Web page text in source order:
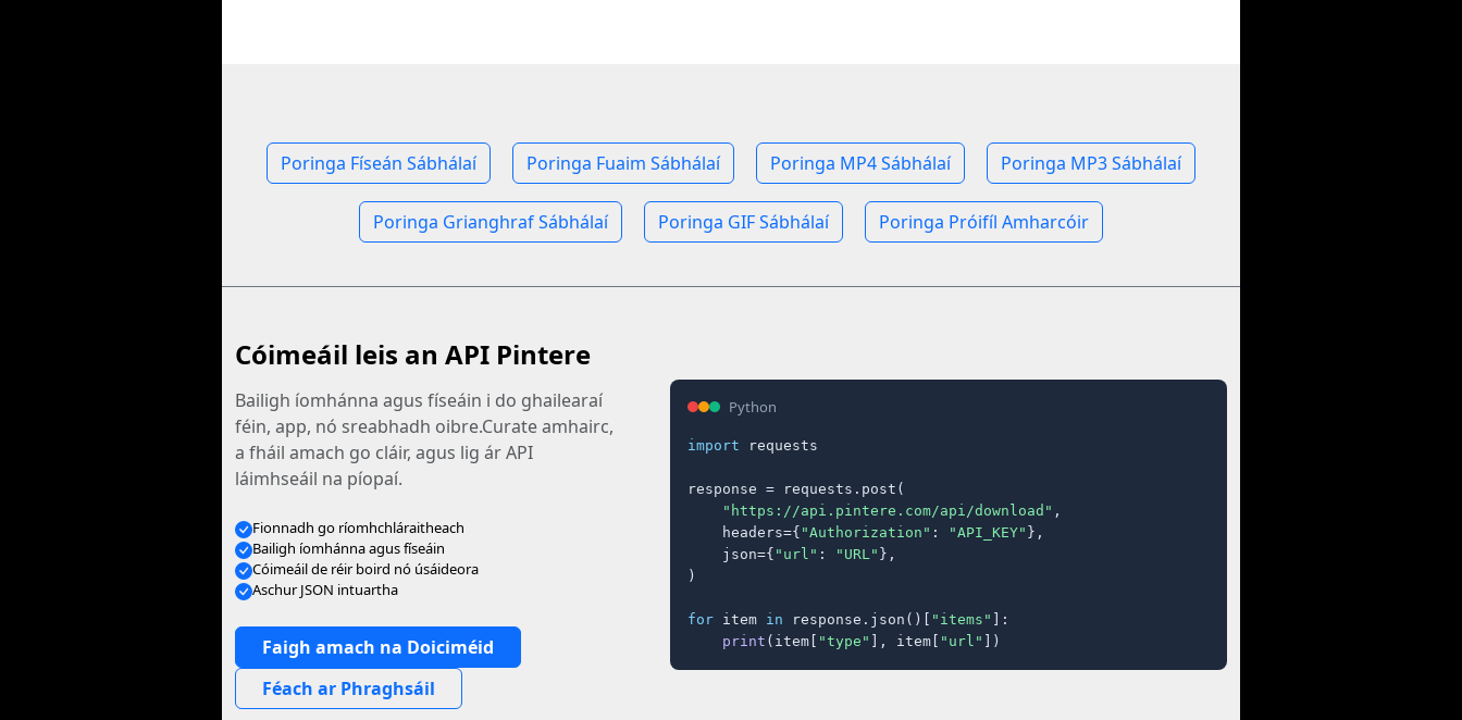
Poringa Físeán Sábhálaí Poringa Fuaim Sábhálaí Poringa MP4 Sábhálaí Poringa MP3 Sábhálaí
Poringa Grianghraf Sábhálaí Poringa GIF Sábhálaí Poringa Próifíl Amharcóir
Cóimeáil leis an API Pintere
Bailigh íomhánna agus físeáin i do ghailearaí
féin, app, nó sreabhadh oibre.Curate amhairc,
a fháil amach go cláir, agus lig ár API
láimhseáil na píopaí.
Fionnadh go ríomhchláraitheach
Bailigh íomhánna agus físeáin
Cóimeáil de réir boird nó úsáideora
Aschur JSON intuartha
Faigh amach na Doiciméid
Féach ar Phraghsáil
Python
import requests
response = requests.post(
"https://api.pintere.com/api/download" ,
    headers={
"Authorization" : "API_KEY" },
    json={
"url" : "URL" },
)
for item in response.json()[ "items" ]:
print (item[ "type" ], item[ "url" ])